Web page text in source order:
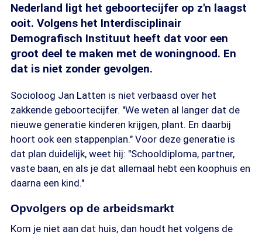
Nederland ligt het geboortecijfer op z'n laagst
ooit. Volgens het Interdisciplinair
Demografisch Instituut heeft dat voor een
groot deel te maken met de woningnood. En
dat is niet zonder gevolgen.
Socioloog Jan Latten is niet verbaasd over het
zakkende geboortecijfer. "We weten al langer dat de
nieuwe generatie kinderen krijgen, plant. En daarbij
hoort ook een stappenplan." Voor deze generatie is
dat plan duidelijk, weet hij: "Schooldiploma, partner,
vaste baan, en als je dat allemaal hebt een koophuis en
daarna een kind."
Opvolgers op de arbeidsmarkt
Kom je niet aan dat huis, dan houdt het volgens de